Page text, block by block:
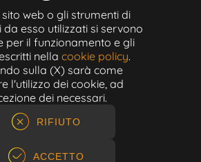
web o gli strumenti di
da esso utilizzati si servono
per il funzionamento e gli
nella cookie policy.
sulla (X) sarà come
l'utilizzo dei cookie, ad
dei necessari.
RIFIUTO
ACCETTO
02603471208
300.000,00€